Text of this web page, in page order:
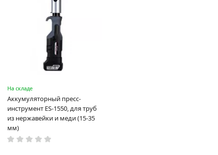
На складе
Аккумуляторный пресс-
инструмент ES-1550, для труб
из нержавейки и меди (15-35
мм)